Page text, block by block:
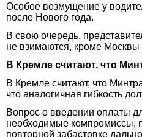
Особое возмущение у
после Нового года.
В свою очередь,
не взимаются, кроме Москвы
В Кремле считают, что
В Кремле считают, что
что аналогичная гибкость
Вопрос о введении оплаты
необходимые компромиссы,
повторной забастовке